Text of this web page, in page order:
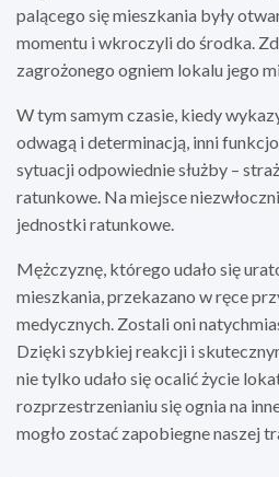
palącego się mieszkania były
momentu i wkroczyli do środka.
zagrożonego ogniem lokalu jego
W tym samym czasie, kiedy
odwagą i determinacją, inni
sytuacji odpowiednie służby –
ratunkowe. Na miejsce
jednostki ratunkowe.
Mężczyznę, którego udało się
mieszkania, przekazano w ręce
medycznych. Zostali oni
Dzięki szybkiej reakcji i
nie tylko udało się ocalić życie
rozprzestrzenianiu się ognia na
mogło zostać zapobiegne naszej